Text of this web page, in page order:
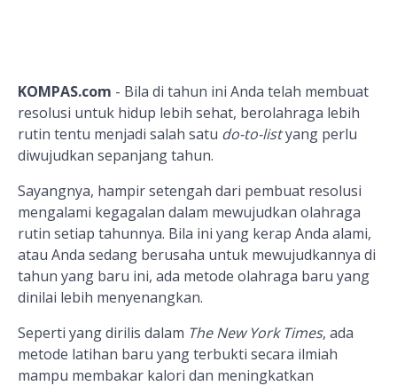
KOMPAS.com - Bila di tahun ini Anda telah membuat
resolusi untuk hidup lebih sehat, berolahraga lebih
rutin tentu menjadi salah satu do-to-listyang perlu
diwujudkan sepanjang tahun.
Sayangnya, hampir setengah dari pembuat resolusi
mengalami kegagalan dalam mewujudkan olahraga
rutin setiap tahunnya. Bila ini yang kerap Anda alami,
atau Anda sedang berusaha untuk mewujudkannya di
tahun yang baru ini, ada metode olahraga baru yang
dinilai lebih menyenangkan.
Seperti yang dirilis dalam The New York Times, ada
metode latihan baru yang terbukti secara ilmiah
mampu membakar kalori dan meningkatkan